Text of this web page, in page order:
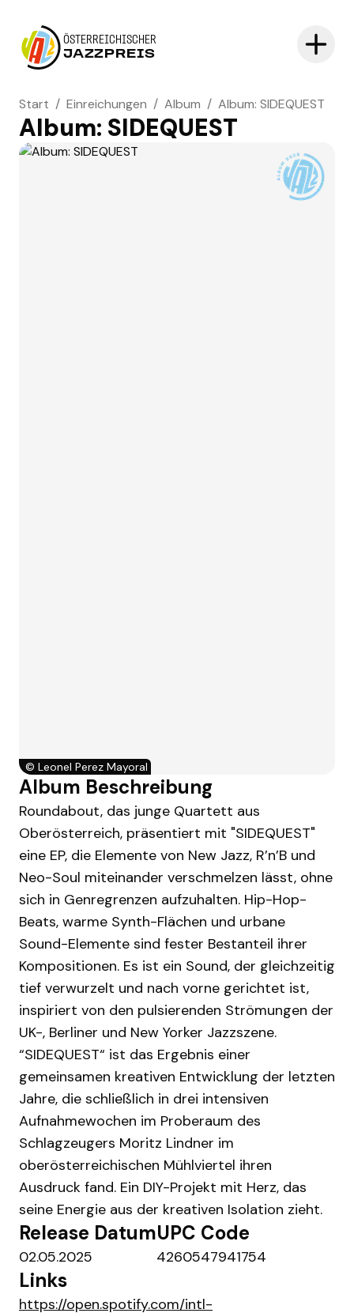
ÖSTERREICHISCHER
JAZZPREIS
Start / Einreichungen / Album / Album: SIDEQUEST
Album: SIDEQUEST
© Leonel Perez Mayoral
Album Beschreibung
Roundabout, das junge Quartett aus
Oberösterreich, präsentiert mit "SIDEQUEST"
eine EP, die Elemente von New Jazz, R’n’B und
Neo-Soul miteinander verschmelzen lässt, ohne
sich in Genregrenzen aufzuhalten. Hip-Hop-
Beats, warme Synth-Flächen und urbane
Sound-Elemente sind fester Bestanteil ihrer
Kompositionen. Es ist ein Sound, der gleichzeitig
tief verwurzelt und nach vorne gerichtet ist,
inspiriert von den pulsierenden Strömungen der
UK-, Berliner und New Yorker Jazzszene.
“SIDEQUEST“ ist das Ergebnis einer
gemeinsamen kreativen Entwicklung der letzten
Jahre, die schließlich in drei intensiven
Aufnahmewochen im Proberaum des
Schlagzeugers Moritz Lindner im
oberösterreichischen Mühlviertel ihren
Ausdruck fand. Ein DIY-Projekt mit Herz, das
seine Energie aus der kreativen Isolation zieht.
Release Datum
02.05.2025
UPC Code
4260547941754
Links
https://open.spotify.com/intl-